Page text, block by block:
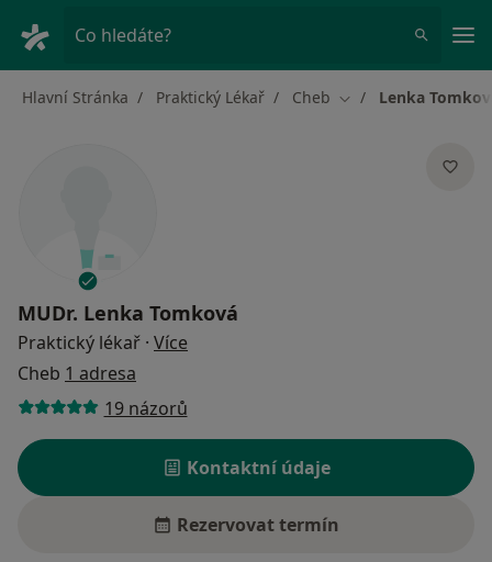
Co hledáte?
Hlavní Stránka Praktický Lékař Cheb Změna města
Lenka
MUDr. Lenka Tomková
Praktický lékař · Více
Cheb 1 adresa
19 názorů
Kontaktní údaje
Rezervovat termín